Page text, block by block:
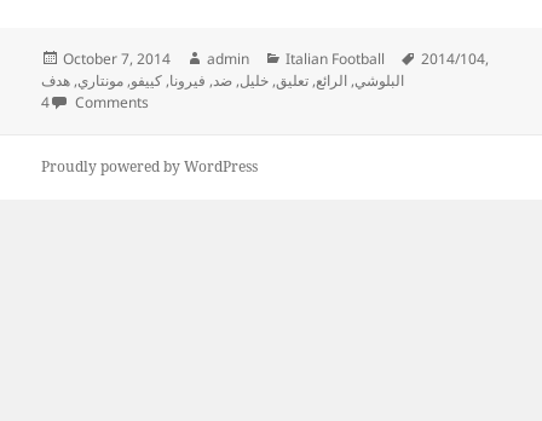
Posted
on
October 7, 2014 Author
admin Categories
Italian Football Tags
2014/104,
البلوشي, الرائع, تعليق, خليل, ضد, فيرونا, كييفو, مونتاري, هدف
4 Comments
Proudly powered by WordPress